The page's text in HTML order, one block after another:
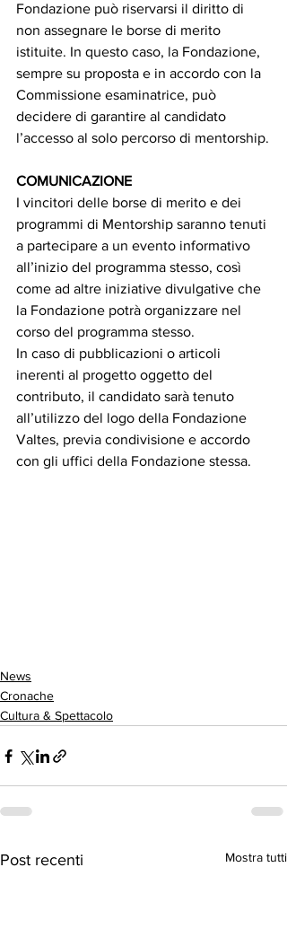
Fondazione può riservarsi il diritto di
non assegnare le borse di merito
istituite. In questo caso, la Fondazione,
sempre su proposta e in accordo con la
Commissione esaminatrice, può
decidere di garantire al candidato
l’accesso al solo percorso di mentorship.
COMUNICAZIONE
I vincitori delle borse di merito e dei
programmi di Mentorship saranno tenuti
a partecipare a un evento informativo
all’inizio del programma stesso, così
come ad altre iniziative divulgative che
la Fondazione potrà organizzare nel
corso del programma stesso.
In caso di pubblicazioni o articoli
inerenti al progetto oggetto del
contributo, il candidato sarà tenuto
all’utilizzo del logo della Fondazione
Valtes, previa condivisione e accordo
con gli uffici della Fondazione stessa.
News
Cronache
Cultura & Spettacolo
Post recenti Mostra tutti